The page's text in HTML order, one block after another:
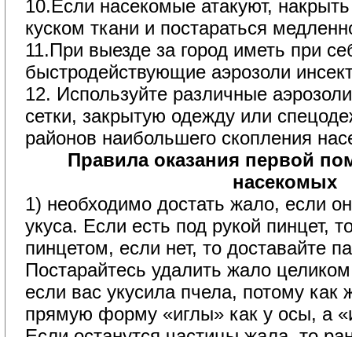
10.Если насекомые атакуют,
куском ткани и постараться
11.При выезде за город иметь при
быстродействующие аэрозоли
12. Используйте различные
сетки, закрытую одежду или
районов наибольшего скопления
Правила оказания первой
насекомых
1) необходимо достать жало, если
укуса. Если есть под рукой пинцет,
пинцетом, если нет, то доставайте
Постарайтесь удалить жало
если вас укусила пчела, потому как
прямую форму «иглы» как у осы, а